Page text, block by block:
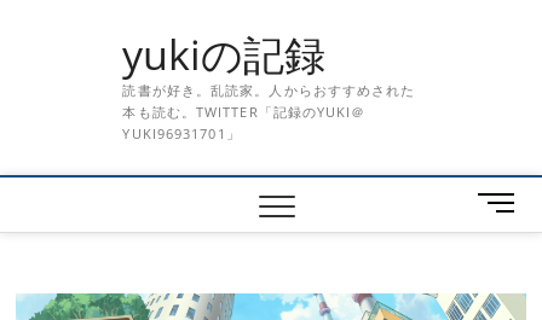
yukiの記録
読書が好き。乱読家。人からおすすめされた
本も読む。TWITTER「記録のYUKI＠
YUKI96931701」
メ
ニ
ボ